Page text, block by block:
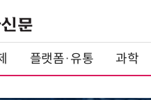
플랫폼·유통 과학